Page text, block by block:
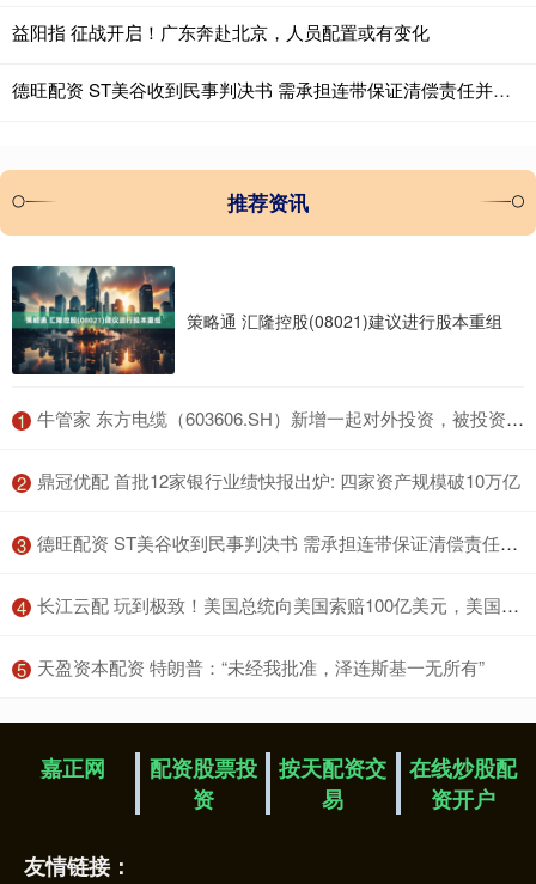
益阳指 征战开启！广东奔赴北京，人员配置或有变化
德旺配资 ST美谷收到民事判决书 需承担连带保证清偿责任并有权追偿
推荐资讯
策略通 汇隆控股(08021)建议进行股本重组
1 ​牛管家 东方电缆（603606.SH）新增一起对外投资，被投资公司为烟台万华电气新材料有限公司
2 ​鼎冠优配 首批12家银行业绩快报出炉: 四家资产规模破10万亿
3 ​德旺配资 ST美谷收到民事判决书 需承担连带保证清偿责任并有权追偿
4 ​长江云配 玩到极致！美国总统向美国索赔100亿美元，美国财政部长表示，如果他赢了，就是所有美国人买单，历史上最荒诞的一幕
5 ​天盈资本配资 特朗普：“未经我批准，泽连斯基一无所有”
嘉正网
配资股票投
资
按天配资交
易
在线炒股配
资开户
友情链接：